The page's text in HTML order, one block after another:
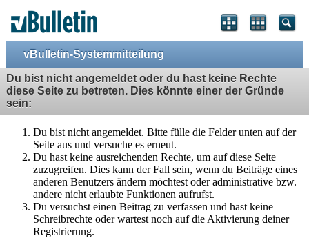
vBulletin-Systemmitteilung
Du bist nicht angemeldet oder du hast keine Rechte
diese Seite zu betreten. Dies könnte einer der Gründe
sein:
Du bist nicht angemeldet. Bitte fülle die Felder unten auf der
Seite aus und versuche es erneut.
Du hast keine ausreichenden Rechte, um auf diese Seite
zuzugreifen. Dies kann der Fall sein, wenn du Beiträge eines
anderen Benutzers ändern möchtest oder administrative bzw.
andere nicht erlaubte Funktionen aufrufst.
Du versuchst einen Beitrag zu verfassen und hast keine
Schreibrechte oder wartest noch auf die Aktivierung deiner
Registrierung.